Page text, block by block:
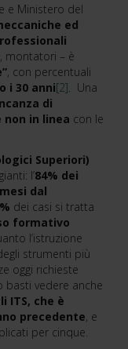
e Ministero del
ed
montatori – è
, con percentuali
i 30 anni[2] . Una
di
non in linea con le
Superiori)
l’84% dei
dal
dei casi si tratta
formativo
l’istruzione
strumenti più
oggi richieste
basti vedere anche
ITS, che è
precedente, e
per cinque.